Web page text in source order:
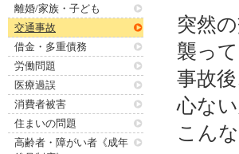
離婚/家族・子ども
交通事故
借金・多重債務
労働問題
医療過誤
消費者被害
住まいの問題
高齢者・障がい者《成年
突然
襲っ
事故
心な
こん